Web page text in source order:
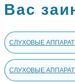
Вас
СЛУХОВЫЕ АППАРАТЫ
СЛУХОВЫЕ АППАРАТЫ